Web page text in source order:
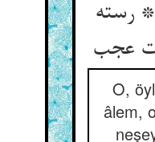
رسته
O,
âlem,